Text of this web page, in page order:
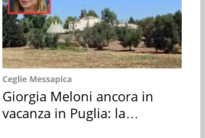
Ceglie Messapica
Giorgia Meloni ancora in
vacanza in Puglia: la